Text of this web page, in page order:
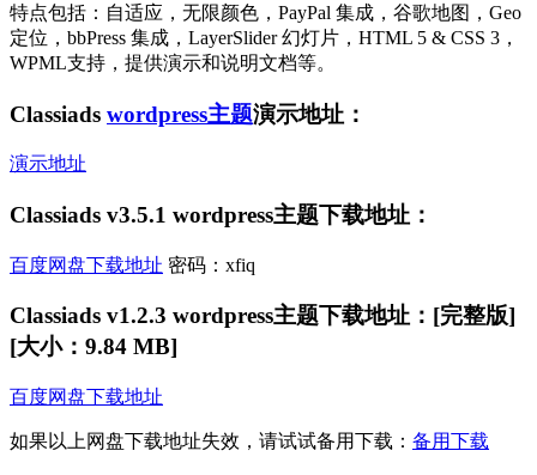
特点包括：自适应，无限颜色，PayPal 集成，谷歌地图，Geo
定位，bbPress 集成，LayerSlider 幻灯片，HTML 5 & CSS 3，
WPML支持，提供演示和说明文档等。
Classiads wordpress主题演示地址：
演示地址
Classiads v3.5.1 wordpress主题下载地址：
百度网盘下载地址 密码：xfiq
Classiads v1.2.3 wordpress主题下载地址：[完整版]
[大小：9.84 MB]
百度网盘下载地址
如果以上网盘下载地址失效，请试试备用下载： 备用下载